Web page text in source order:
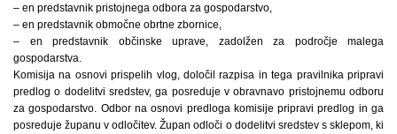
– en predstavnik pristojnega odbora za gospodarstvo,
– en predstavnik območne obrtne zbornice,
– en predstavnik občinske uprave, zadolžen za področje malega
gospodarstva.
Komisija na osnovi prispelih vlog, določil razpisa in tega pravilnika pripravi
predlog o dodelitvi sredstev, ga posreduje v obravnavo pristojnemu odboru
za gospodarstvo. Odbor na osnovi predloga komisije pripravi predlog in ga
posreduje županu v odločitev. Župan odloči o dodelitvi sredstev s sklepom, ki